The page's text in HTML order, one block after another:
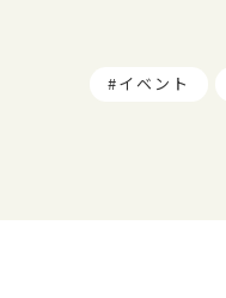
イベント